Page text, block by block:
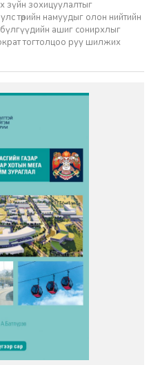
зүйн зохицуулалтыг
төрийн намуудыг олон нийтийн
ашиг сонирхлыг
тогтолцоо руу шилжих